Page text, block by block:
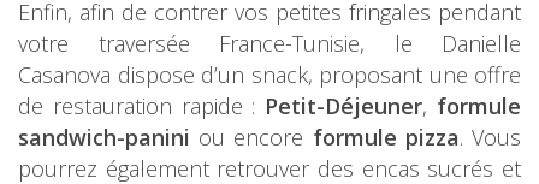
Enfin, afin de contrer vos petites fringales pendant
votre traversée France-Tunisie, le Danielle
Casanova dispose d’un snack, proposant une offre
de restauration rapide : Petit-Déjeuner, formule
sandwich-panini ou encore formule pizza. Vous
pourrez également retrouver des encas sucrés et